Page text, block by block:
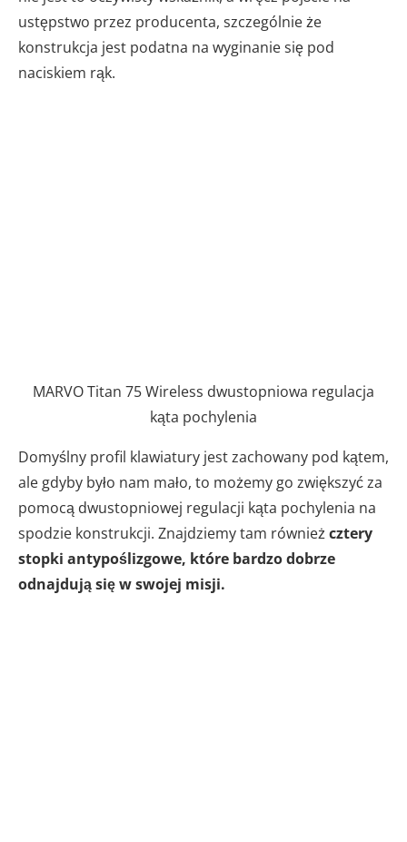
ustępstwo przez producenta, szczególnie że
konstrukcja jest podatna na wyginanie się pod
naciskiem rąk.
MARVO Titan 75 Wireless dwustopniowa regulacja
kąta pochylenia
Domyślny profil klawiatury jest zachowany pod kątem,
ale gdyby było nam mało, to możemy go zwiększyć za
pomocą dwustopniowej regulacji kąta pochylenia na
spodzie konstrukcji. Znajdziemy tam równieżcztery
stopki antypoślizgowe, które bardzo dobrze
odnajdują się w swojej misji.